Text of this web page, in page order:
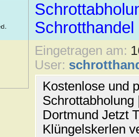
Schrotthandel
Eingetragen am:
User:
Kostenlose und
Dortmund Jetzt
Klüngelskerlen